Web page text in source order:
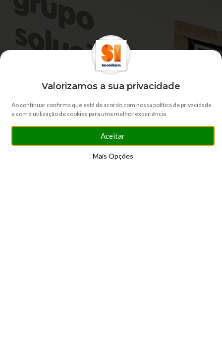
descubra a
SOLUÇÕES IDEAIS
Valorizamos a sua privacidade
Ao continuar confirma que está de acordo com nossa política de privacidade
e com a utilização de cookies para uma melhor experiência.
Aceitar
Mais Opções